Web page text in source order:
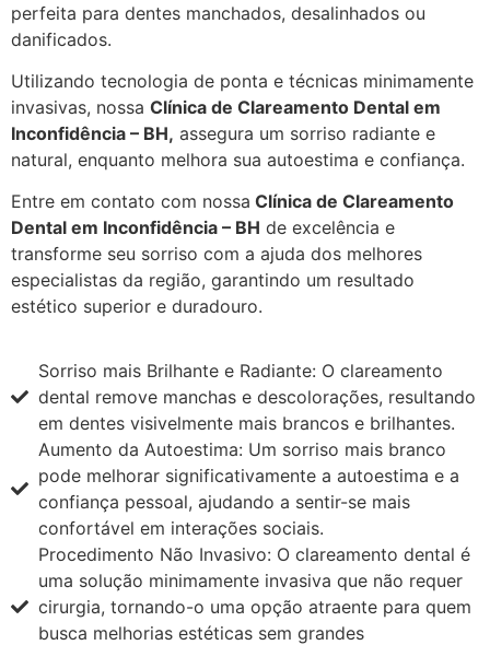
perfeita para dentes manchados, desalinhados ou
danificados.
Utilizando tecnologia de ponta e técnicas minimamente
invasivas, nossa Clínica de Clareamento Dental em
Inconfidência – BH, assegura um sorriso radiante e
natural, enquanto melhora sua autoestima e confiança.
Entre em contato com nossa Clínica de Clareamento
Dental em Inconfidência – BH de excelência e
transforme seu sorriso com a ajuda dos melhores
especialistas da região, garantindo um resultado
estético superior e duradouro.
Sorriso mais Brilhante e Radiante: O clareamento
dental remove manchas e descolorações, resultando
em dentes visivelmente mais brancos e brilhantes.
Aumento da Autoestima: Um sorriso mais branco
pode melhorar significativamente a autoestima e a
confiança pessoal, ajudando a sentir-se mais
confortável em interações sociais.
Procedimento Não Invasivo: O clareamento dental é
uma solução minimamente invasiva que não requer
cirurgia, tornando-o uma opção atraente para quem
busca melhorias estéticas sem grandes